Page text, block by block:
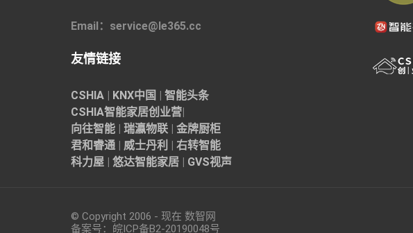
Email：service@le365.cc
友情链接
CSHIA | KNX中国 | 智能头条
CSHIA智能家居创业营|
向往智能 | 瑞瀛物联 | 金牌厨柜
君和睿通 | 威士丹利 | 右转智能
科力屋 | 悠达智能家居 | GVS视声
© Copyright 2006 - 现在 数智网
备案号： 皖ICP备B2-20190048号